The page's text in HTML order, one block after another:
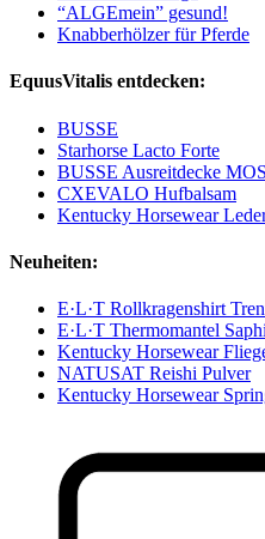
“ALGEmein” gesund!
Knabberhölzer für Pferde
EquusVitalis entdecken:
BUSSE
Starhorse Lacto Forte
BUSSE Ausreitdecke
CXEVALO Hufbalsam
Kentucky Horsewear
Neuheiten:
E·L·T Rollkragenshirt
E·L·T Thermomantel
Kentucky Horsewear
NATUSAT Reishi Pulver
Kentucky Horsewear